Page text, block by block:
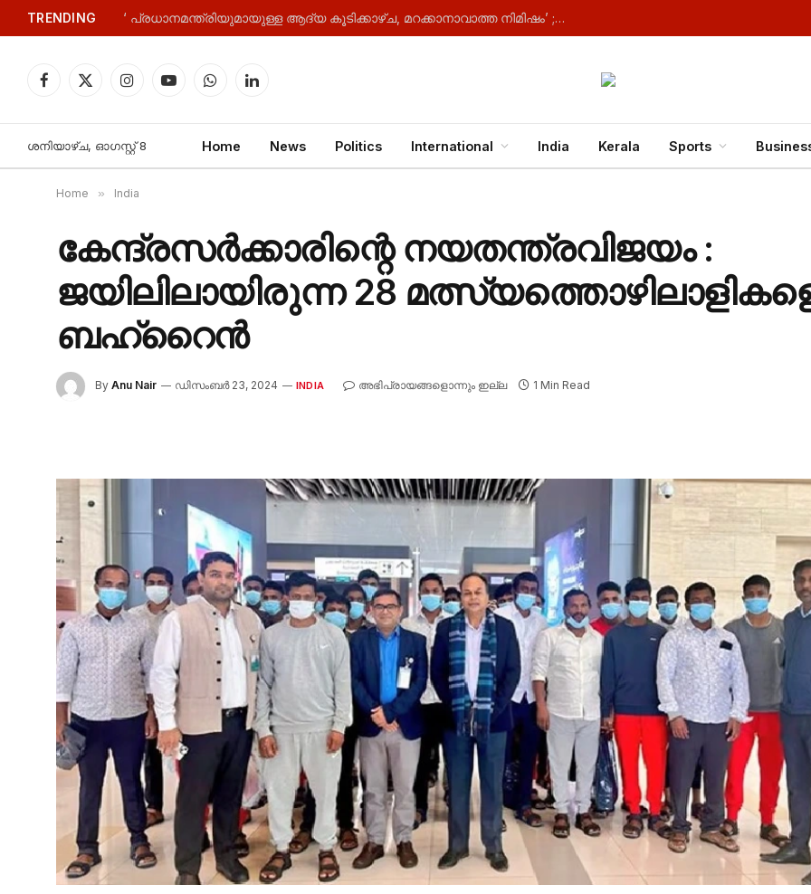
TRENDING ‘ പ്രധാനമന്ത്രിയുമായുള്ള ആദ്യ കൂടിക്കാഴ്ച, മറക്കാനാവാത്ത നിമിഷം’ ; സന്തോഷം പങ്ക് വച്ച് തൃണമൂലിൽ നിന്ന് രാജി വച്ച എം പിമാർ
Facebook
X
InstagramYouTubeWhatsAppLinkedIn
ശനിയാഴ്‌ച, ഓഗസ്റ്റ്‌ 8 Home News Politics International India Kerala Sports
Home » India
കേന്ദ്രസർക്കാരിന്റെ നയതന്ത്രവിജയം :
ജയിലിലായിരുന്ന 28 മത്സ്യത്തൊഴിലാളികളെ
ബഹ്‌റൈൻ
By Anu Nair ഡിസംബർ 23, 2024 INDIA അഭിപ്രായങ്ങളൊന്നും ഇല്ല 1 Min Read